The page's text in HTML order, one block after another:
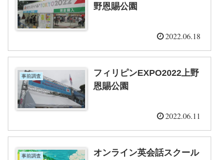
野恩賜公園
2022.06.18
事前調査
フィリピンEXPO2022上野
恩賜公園
2022.06.11
事前調査
オンライン英会話スクール